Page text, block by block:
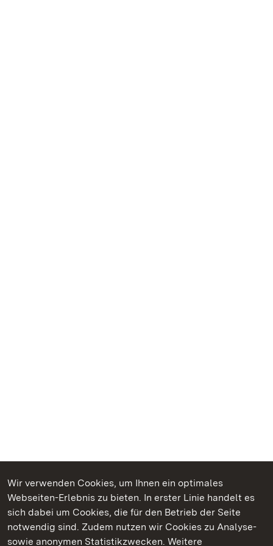
Wir verwenden Cookies, um Ihnen ein optimales
Webseiten-Erlebnis zu bieten. In erster Linie handelt es
sich dabei um Cookies, die für den Betrieb der Seite
notwendig sind. Zudem nutzen wir Cookies zu Analyse-
sowie anonymen Statistikzwecken. Weitere
Kommen. Staunen. Genießen.